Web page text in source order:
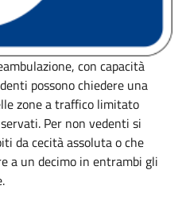
con capacità
possono chiedere una
zone a traffico limitato
Per non vedenti si
da cecità assoluta o che
a un decimo in entrambi gli